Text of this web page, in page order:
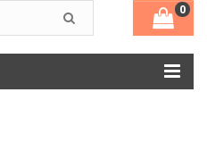
0